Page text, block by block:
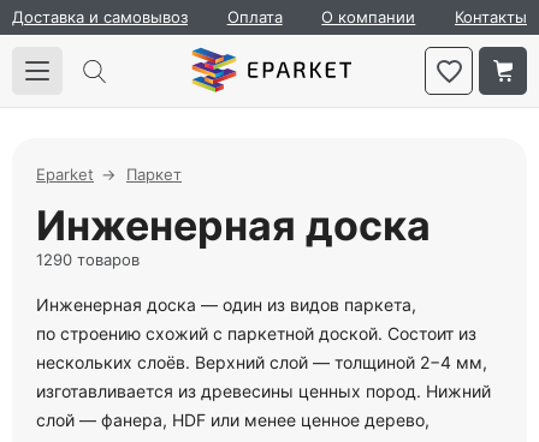
Доставка и самовывоз Оплата О компании Контакты
Eparket Паркет
Инженерная доска
1290 товаров
Инженерная доска — один из видов паркета,
по строению схожий с паркетной доской. Состоит из
нескольких слоёв. Верхний слой — толщиной 2−4 мм,
изготавливается из древесины ценных пород. Нижний
слой — фанера, HDF или менее ценное дерево,